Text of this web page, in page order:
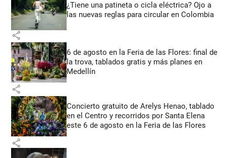
¿Tiene una patineta o cicla eléctrica? Ojo a
las nuevas reglas para circular en Colombia
share
6 de agosto en la Feria de las Flores: final de
la trova, tablados gratis y más planes en
Medellín
share
Concierto gratuito de Arelys Henao, tablado
en el Centro y recorridos por Santa Elena
este 6 de agosto en la Feria de las Flores
share